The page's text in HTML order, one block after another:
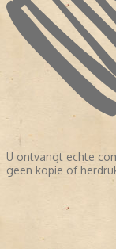
U ontvangt echte
geen kopie of